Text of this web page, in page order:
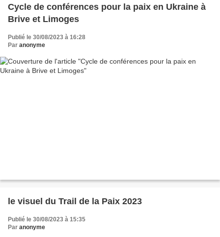
Cycle de conférences pour la paix en Ukraine à
Brive et Limoges
Publié le 30/08/2023 à 16:28
Par anonyme
le visuel du Trail de la Paix 2023
Publié le 30/08/2023 à 15:35
Par anonyme